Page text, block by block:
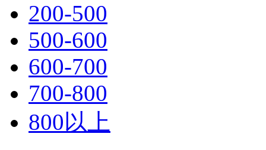
200-500
500-600
600-700
700-800
800以上